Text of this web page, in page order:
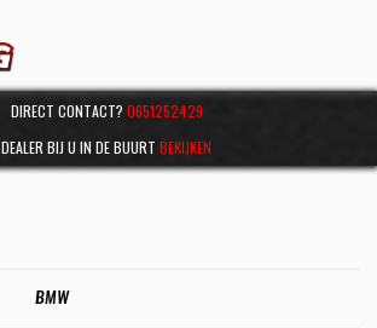
DIRECT CONTACT? 0651252429
DEALER BIJ U IN DE BUURT BEKIJKEN
BMW